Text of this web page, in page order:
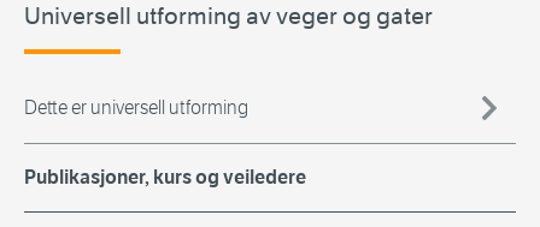
Universell utforming av veger og gater
Dette er universell utforming
Publikasjoner, kurs og veiledere